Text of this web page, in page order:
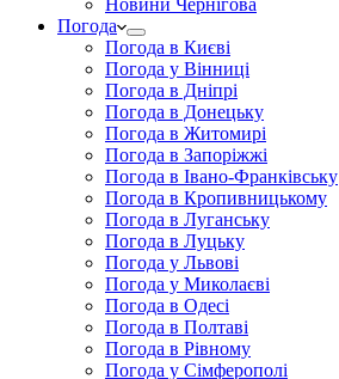
Новини Чернігова
Погода
Погода в Києві
Погода у Вінниці
Погода в Дніпрі
Погода в Донецьку
Погода в Житомирі
Погода в Запоріжжі
Погода в Івано-Франківську
Погода в Кропивницькому
Погода в Луганську
Погода в Луцьку
Погода у Львові
Погода у Миколаєві
Погода в Одесі
Погода в Полтаві
Погода в Рівному
Погода у Сімферополі